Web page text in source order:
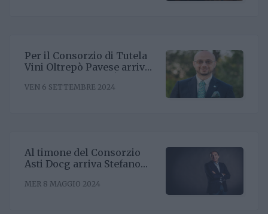
Per il Consorzio di Tutela
Vini Oltrepò Pavese arriva
Riccardo Binda
VEN 6 SETTEMBRE 2024
Al timone del Consorzio
Asti Docg arriva Stefano
sinergia associativa e far
MER 8 MAGGIO 2024